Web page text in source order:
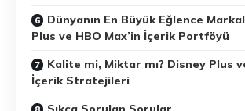
Dünyanın En Büyük Eğlence
Plus ve HBO Max’in İçerik Portföyü
Kalite mi, Miktar mı? Disney Plus
İçerik Stratejileri